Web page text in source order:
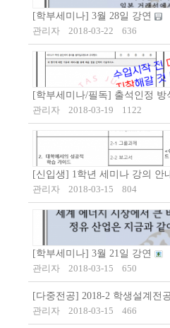
[학부세미나] 3월 28일 강연
관리자
2018-03-22 636
[학부세미나/필독] 출석인정 방
관리자
2018-03-19 1122
[신입생] 1학년 세미나 강의 안
관리자
2018-03-15 804
[학부세미나] 3월 21일 강연
관리자
2018-03-15 650
[다중전공] 2018-2 학생설계전
관리자
2018-03-15 466